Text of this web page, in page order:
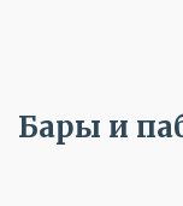
Бары и